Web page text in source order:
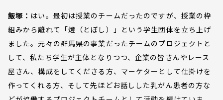
飯塚： はい。最初は授業のチームだったのですが、授業の枠
組みから離れて「燈（とぼし）」という学生団体を立ち上げ
ました。元々の群馬県の事業だったチームのプロジェクトと
して、私たち学生が主体となりつつ、企業の皆さんやレース
屋さん、構成をしてくださる方、マーケターとして仕掛けを
作ってくれる方、そして先ほどお話しした乳がん患者の方な